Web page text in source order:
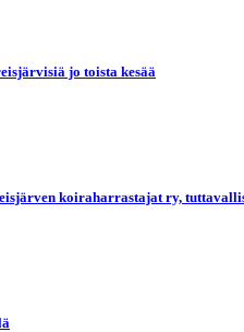
jo toista kesää
koiraharrastajat ry,